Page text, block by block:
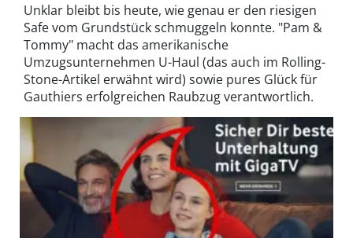
Unklar bleibt bis heute, wie genau er den riesigen
Safe vom Grundstück schmuggeln konnte. "Pam &
Tommy" macht das amerikanische
Umzugsunternehmen U-Haul (das auch im Rolling-
Stone-Artikel erwähnt wird) sowie pures Glück für
Gauthiers erfolgreichen Raubzug verantwortlich.